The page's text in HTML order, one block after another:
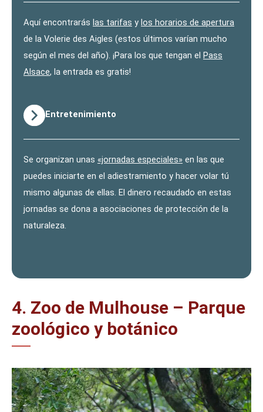
Aquí encontrarás las tarifas y los horarios de apertura
de la Volerie des Aigles (estos últimos varían mucho
según el mes del año). ¡Para los que tengan el Pass
Alsace, la entrada es gratis!
Entretenimiento
Se organizan unas «jornadas especiales» en las que
puedes iniciarte en el adiestramiento y hacer volar tú
mismo algunas de ellas. El dinero recaudado en estas
jornadas se dona a asociaciones de protección de la
naturaleza.
4. Zoo de Mulhouse – Parque
zoológico y botánico